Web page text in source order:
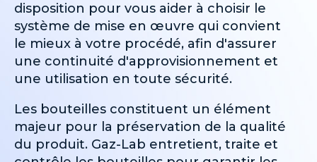
disposition pour vous aider à choisir le
système de mise en œuvre qui convient
le mieux à votre procédé, afin d'assurer
une continuité d'approvisionnement et
une utilisation en toute sécurité.
Les bouteilles constituent un élément
majeur pour la préservation de la qualité
du produit. Gaz-Lab entretient, traite et